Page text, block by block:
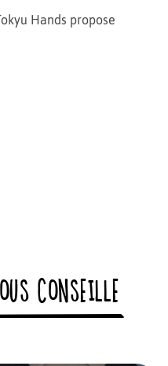
Hands propose
CONSEILLE